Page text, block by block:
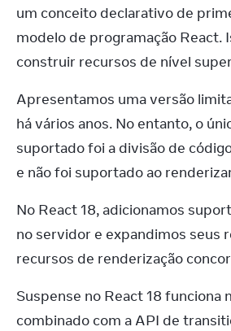
um conceito declarativo de
modelo de programação React.
construir recursos de nível
Apresentamos uma versão
há vários anos. No entanto, o
suportado foi a divisão de
e não foi suportado ao
No React 18, adicionamos
no servidor e expandimos seus
recursos de renderização
Suspense no React 18 funciona
combinado com a API de